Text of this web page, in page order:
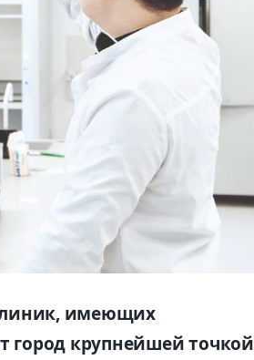
имеющих
город крупнейшей точкой